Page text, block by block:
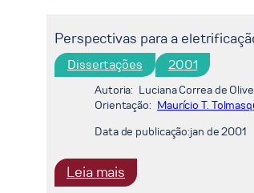
em
usinas
sucroalcooleiras
:
o
caso
do
município
do
Rio
de
de
sistema
de
gestão
ambiental
de
Perspectivas para a
Dissertações 2001
Autoria: Luciana Correa de
Orientação: Maurício T.
Data de publicação:jan de 2001
Leia mais